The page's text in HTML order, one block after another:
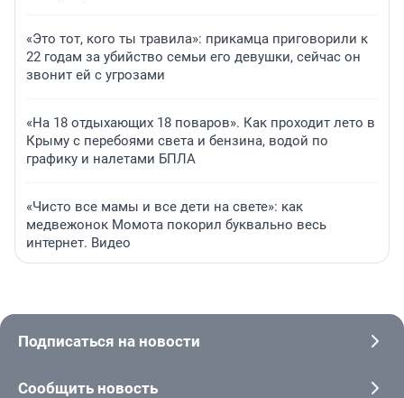
«Это тот, кого ты травила»: прикамца приговорили к
22 годам за убийство семьи его девушки, сейчас он
звонит ей с угрозами
«На 18 отдыхающих 18 поваров». Как проходит лето в
Крыму с перебоями света и бензина, водой по
графику и налетами БПЛА
«Чисто все мамы и все дети на свете»: как
медвежонок Момота покорил буквально весь
интернет. Видео
Подписаться на новости
Сообщить новость